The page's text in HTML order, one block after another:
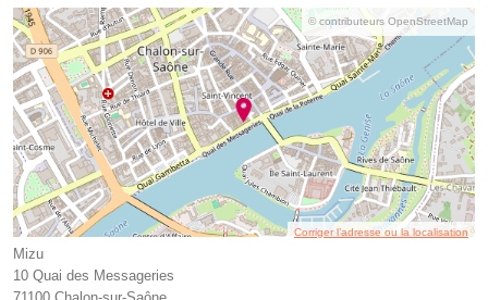
© contributeurs OpenStreetMap
Corriger l’adresse ou la localisation
Mizu
10 Quai des Messageries